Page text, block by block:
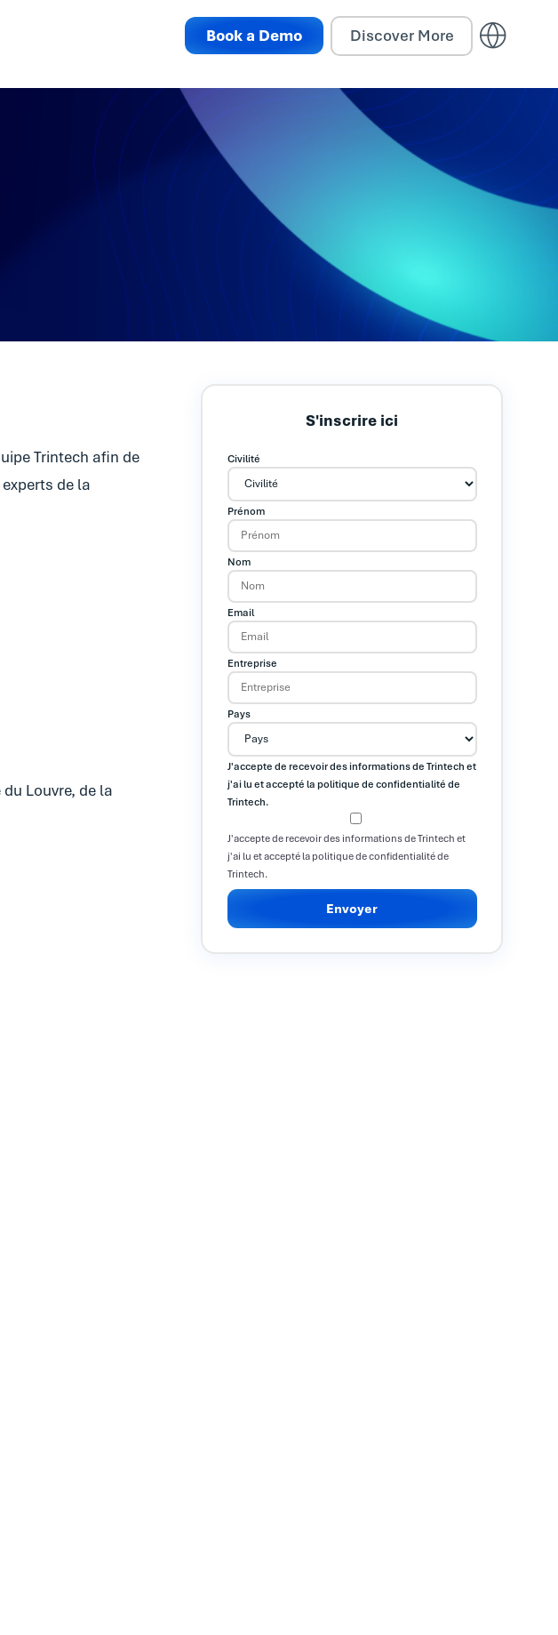
Book a Demo Discover More
Trintech afin de
de la
Louvre, de la
S'inscrire ici
Civilité
Prénom
Nom
Email
Entreprise
Pays
J'accepte de recevoir des informations de Trintech et
j'ai lu et accepté la politique de confidentialité de
Trintech.
J'accepte de recevoir des informations de Trintech et
j'ai lu et accepté la politique de confidentialité de
Trintech.
Envoyer